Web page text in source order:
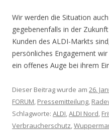
Wir werden die Situation
gegebenenfalls in der
Kunden des ALDI-Markts
persönliches Engagement
ein offenes Auge bei ihrem
Dieser Beitrag wurde am 26.
FORUM, Pressemitteilung,
Schlagworte: ALDI,ALDI Nord,
Verbraucherschutz,